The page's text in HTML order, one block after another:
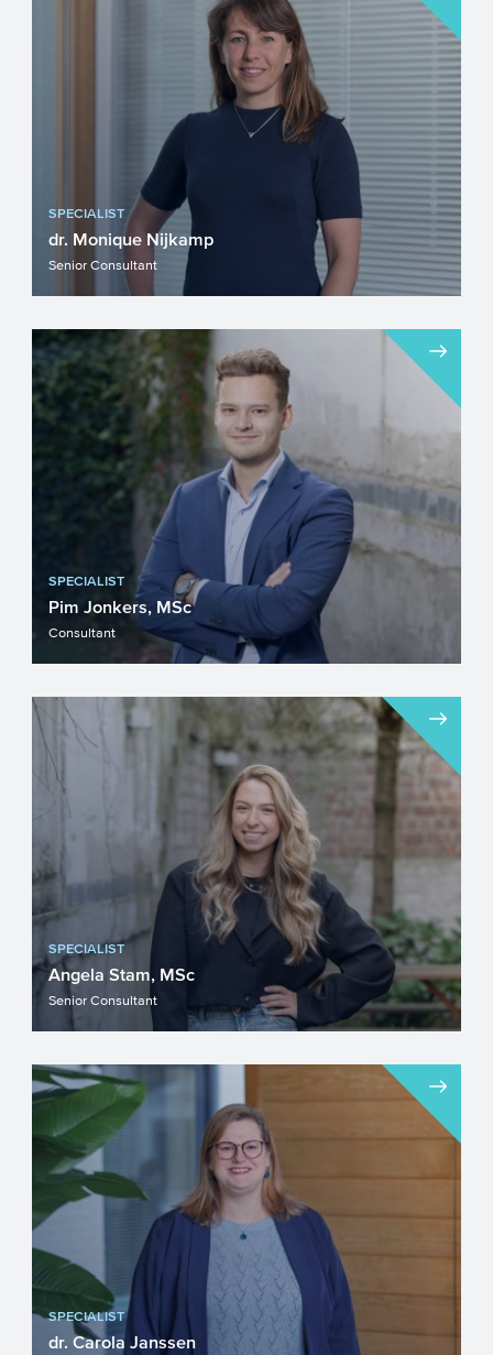
SPECIALIST
dr. Monique Nijkamp
Senior Consultant
SPECIALIST
Pim Jonkers, MSc
Consultant
SPECIALIST
Angela Stam, MSc
Senior Consultant
SPECIALIST
dr. Carola Janssen